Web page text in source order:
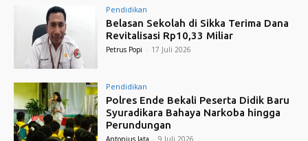
Pendidikan
Belasan Sekolah di Sikka Terima Dana
Revitalisasi Rp10,33 Miliar
Petrus Popi - 17 Juli 2026
Pendidikan
Polres Ende Bekali Peserta Didik Baru
Syuradikara Bahaya Narkoba hingga
Perundungan
Antonius Jata - 9 Juli 2026